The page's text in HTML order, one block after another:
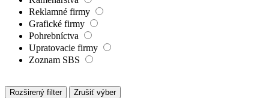
Reklamné firmy
Grafické firmy
Pohrebníctva
Upratovacie firmy
Zoznam SBS
Rozširený filter Zrušiť výber